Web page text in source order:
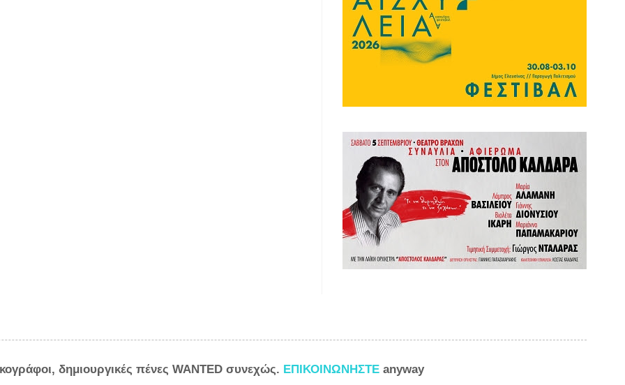
δημιουργικές πένες WANTED συνεχώς. ΕΠΙΚΟΙΝΩΝΗΣΤΕ anyway